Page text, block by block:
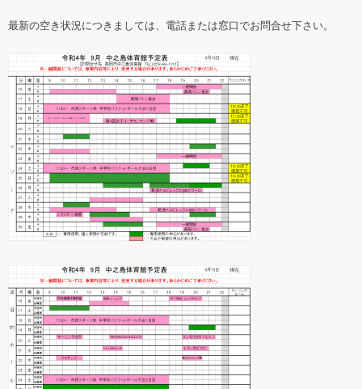
最新の空き状況につきましては、電話または窓口でお問合せ下さい。